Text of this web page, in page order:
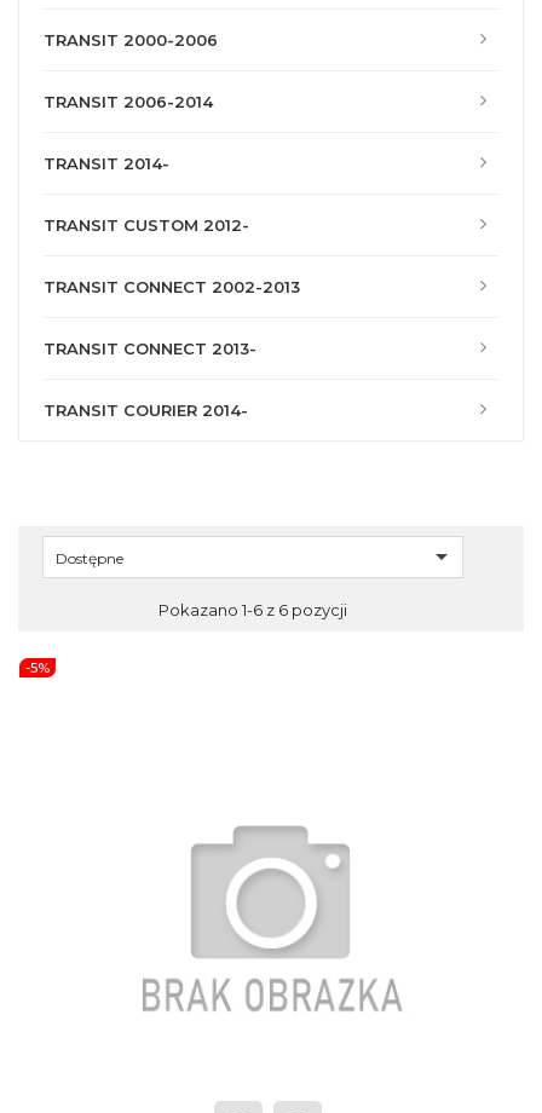
TRANSIT 2000-2006
TRANSIT 2006-2014
TRANSIT 2014-
TRANSIT CUSTOM 2012-
TRANSIT CONNECT 2002-2013
TRANSIT CONNECT 2013-
TRANSIT COURIER 2014-
Dostępne 
Pokazano 1-6 z 6 pozycji
-5%